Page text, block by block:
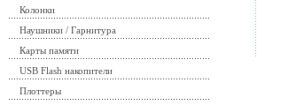
Колонки
Наушники / Гарнитура
Карты памяти
USB Flash накопители
Плоттеры